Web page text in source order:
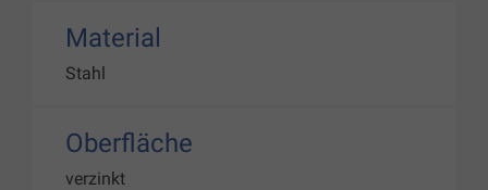
Material
Stahl
Oberfläche
verzinkt